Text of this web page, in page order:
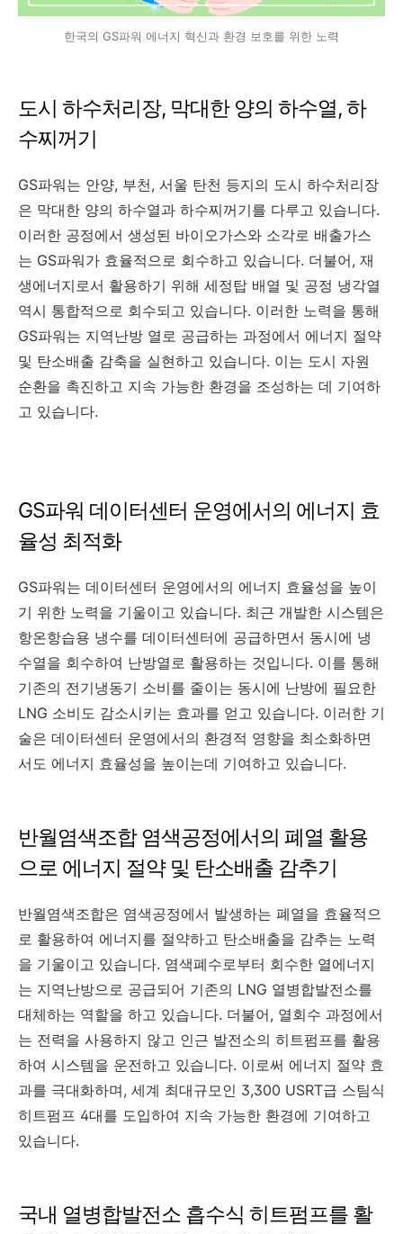
한국의 GS파워 에너지 혁신과 환경 보호를 위한 노력
도시 하수처리장, 막대한 양의 하수열, 하
수찌꺼기
GS파워는 안양, 부천, 서울 탄천 등지의 도시 하수처리장
은 막대한 양의 하수열과 하수찌꺼기를 다루고 있습니다.
이러한 공정에서 생성된 바이오가스와 소각로 배출가스
는 GS파워가 효율적으로 회수하고 있습니다. 더불어, 재
생에너지로서 활용하기 위해 세정탑 배열 및 공정 냉각열
역시 통합적으로 회수되고 있습니다. 이러한 노력을 통해
GS파워는 지역난방 열로 공급하는 과정에서 에너지 절약
및 탄소배출 감축을 실현하고 있습니다. 이는 도시 자원
순환을 촉진하고 지속 가능한 환경을 조성하는 데 기여하
고 있습니다.
GS파워 데이터센터 운영에서의 에너지 효
율성 최적화
GS파워는 데이터센터 운영에서의 에너지 효율성을 높이
기 위한 노력을 기울이고 있습니다. 최근 개발한 시스템은
항온항습용 냉수를 데이터센터에 공급하면서 동시에 냉
수열을 회수하여 난방열로 활용하는 것입니다. 이를 통해
기존의 전기냉동기 소비를 줄이는 동시에 난방에 필요한
LNG 소비도 감소시키는 효과를 얻고 있습니다. 이러한 기
술은 데이터센터 운영에서의 환경적 영향을 최소화하면
서도 에너지 효율성을 높이는데 기여하고 있습니다.
반월염색조합 염색공정에서의 폐열 활용
으로 에너지 절약 및 탄소배출 감추기
반월염색조합은 염색공정에서 발생하는 폐열을 효율적으
로 활용하여 에너지를 절약하고 탄소배출을 감추는 노력
을 기울이고 있습니다. 염색폐수로부터 회수한 열에너지
는 지역난방으로 공급되어 기존의 LNG 열병합발전소를
대체하는 역할을 하고 있습니다. 더불어, 열회수 과정에서
는 전력을 사용하지 않고 인근 발전소의 히트펌프를 활용
하여 시스템을 운전하고 있습니다. 이로써 에너지 절약 효
과를 극대화하며, 세계 최대규모인 3,300 USRT급 스팀식
히트펌프 4대를 도입하여 지속 가능한 환경에 기여하고
있습니다.
국내 열병합발전소 흡수식 히트펌프를 활